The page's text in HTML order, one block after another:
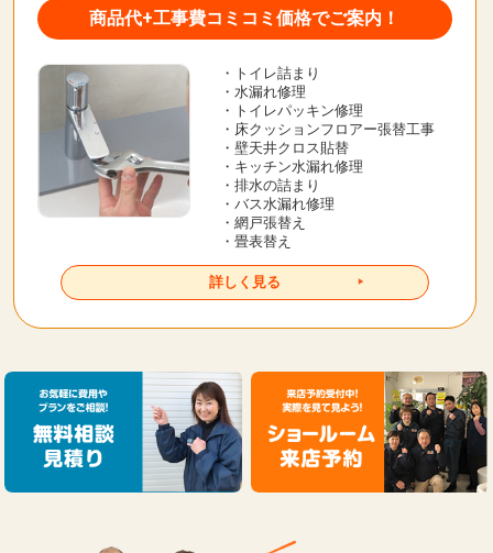
商品代+工事費コミコミ価格でご案内！
・トイレ詰まり
・水漏れ修理
・トイレパッキン修理
・床クッションフロアー張替工事
・壁天井クロス貼替
・キッチン水漏れ修理
・排水の詰まり
・バス水漏れ修理
・網戸張替え
・畳表替え
詳しく見る